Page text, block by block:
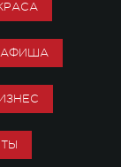
АФИША